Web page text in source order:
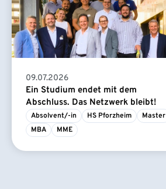
09.07.2026
Ein Studium endet mit dem
Abschluss. Das Netzwerk bleibt!
Absolvent/-in HS Pforzheim
Master
MBA
MME